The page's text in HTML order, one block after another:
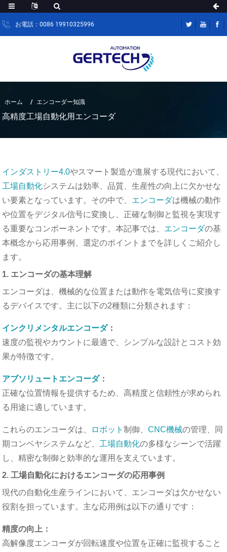
お電話：0086 19910325996
ホーム エンコーダー知識
高精度工場自動化用エンコーダ
インダストリー4.0やスマート製造が進展する現代において、
工場自動化システムは効率、品質、生産性の向上に欠かせな
い要素となっています。その中で、 エンコーダは機械の動作
や位置をデジタル信号に変換し、正確な制御と監視を実現す
る重要なコンポーネントです。本記事では、 エンコーダの基
本概念から応用事例、選定のポイントまでを詳しくご紹介し
ます。
1. エンコーダの基本理解
エンコーダは、機械的な位置または動作を電気信号に変換す
るデバイスです。主に以下の2種類に分類されます：
インクリメンタルエンコーダ：
速度の監視やカウントに最適で、シンプルな設計とコスト効
果が特徴です。
アブソリュートエンコーダ：
正確な位置情報を提供するため、高精度と信頼性が求められ
る用途に適しています。
これらのエンコーダは、 ロボット制御、CNC機械の管理、同
期コンベヤシステムなど、 工場自動化の多様なシーンで活躍
し、精密な制御と効率的な運用を支えています。
2. 工場自動化におけるエンコーダの応用事例
現代の自動化生産ラインにおいて、エンコーダは欠かせない
役割を担っています。主な応用例は以下の通りです：
精度の向上：
高解像度エンコーダが回転速度や位置を正確に監視すること